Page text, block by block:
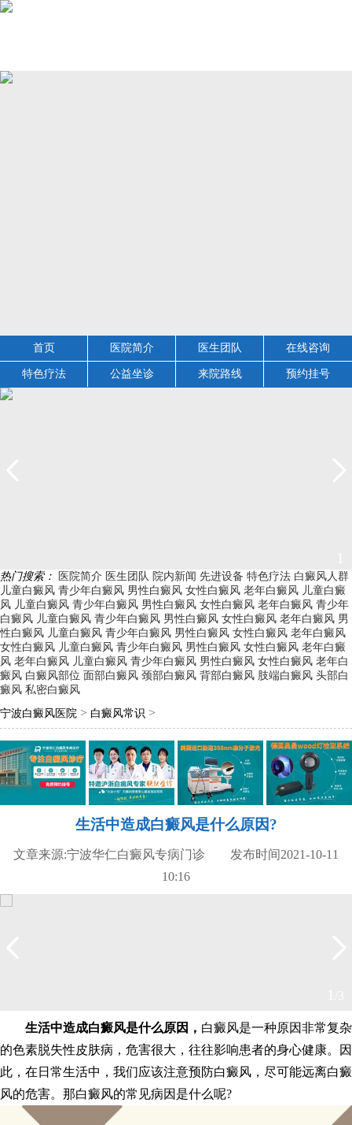
首页 医院简介 医生团队 在线咨询
特色疗法 公益坐诊 来院路线 预约挂号
热门搜索： 医院简介 医生团队 院内新闻 先进设备 特色疗法 白癜风人群
儿童白癜风 青少年白癜风 男性白癜风 女性白癜风 老年白癜风 儿童白癜
风 儿童白癜风 青少年白癜风 男性白癜风 女性白癜风 老年白癜风 青少年
白癜风 儿童白癜风 青少年白癜风 男性白癜风 女性白癜风 老年白癜风 男
性白癜风 儿童白癜风 青少年白癜风 男性白癜风 女性白癜风 老年白癜风
女性白癜风 儿童白癜风 青少年白癜风 男性白癜风 女性白癜风 老年白癜
风 老年白癜风 儿童白癜风 青少年白癜风 男性白癜风 女性白癜风 老年白
癜风 白癜风部位 面部白癜风 颈部白癜风 背部白癜风 肢端白癜风 头部白
癜风 私密白癜风
宁波白癜风医院 > 白癜风常识 >
生活中造成白癜风是什么原因?
文章来源:宁波华仁白癜风专病门诊 发布时间2021-10-11
10:16
生活中造成白癜风是什么原因， 白癜风是一种原因非常复杂
的色素脱失性皮肤病，危害很大，往往影响患者的身心健康。因
此，在日常生活中，我们应该注意预防白癜风，尽可能远离白癜
风的危害。那白癜风的常见病因是什么呢?